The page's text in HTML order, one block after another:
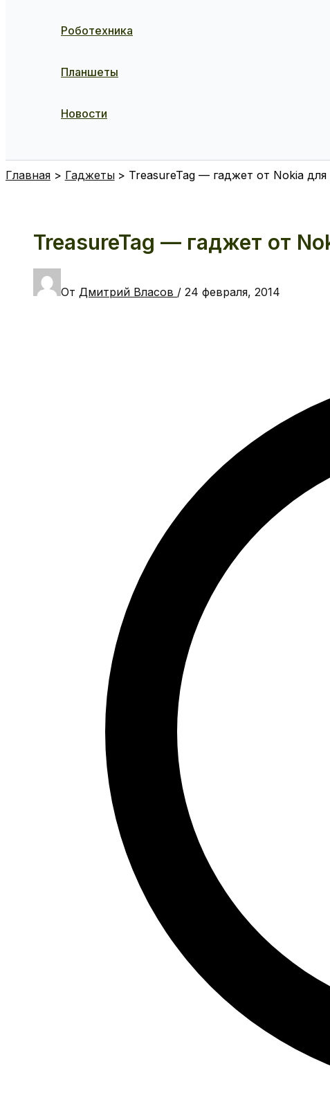
Роботехника
Планшеты
Новости
Главная Гаджеты TreasureTag — гаджет от Nokia
TreasureTag — гаджет от
От Дмитрий Власов / 24 февраля, 2014